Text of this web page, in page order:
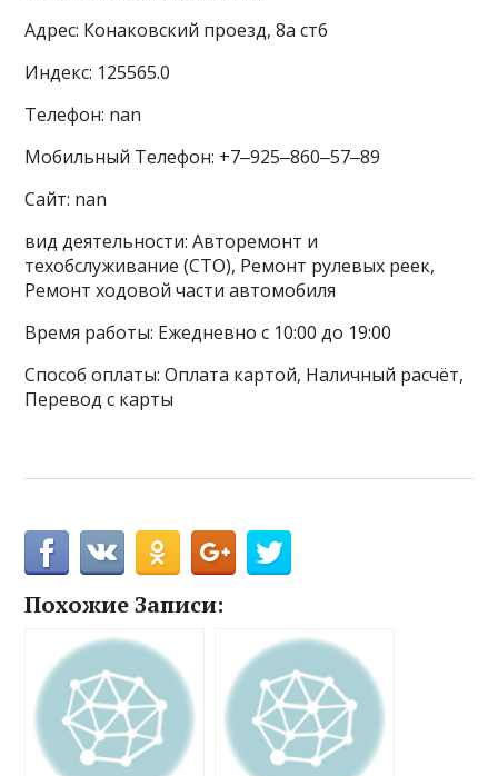
Адрес: Конаковский проезд, 8а ст6
Индекс: 125565.0
Телефон: nan
Мобильный Телефон: +7‒925‒860‒57‒89
Сайт: nan
вид деятельности: Авторемонт и
техобслуживание (СТО), Ремонт рулевых реек,
Ремонт ходовой части автомобиля
Время работы: Ежедневно с 10:00 до 19:00
Способ оплаты: Оплата картой, Наличный расчёт,
Перевод с карты
Похожие Записи: